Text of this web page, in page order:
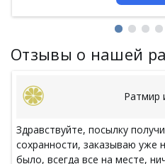
Отзывы о нашей
Ратмир
Здравствуйте, посылку
сохранности, заказываю уже
было, всегда все на месте,